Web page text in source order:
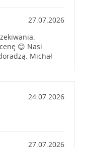
27.07.2026
😊 Nasi
Michał
24.07.2026
27.07.2026